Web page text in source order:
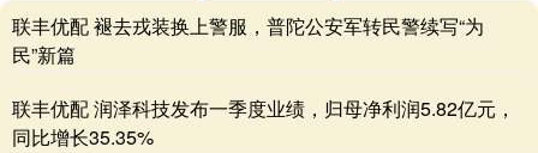
联丰优配 褪去戎装换上警服，普陀公安军转民警续写“为
民”新篇
联丰优配 润泽科技发布一季度业绩，归母净利润5.82亿元，
同比增长35.35%